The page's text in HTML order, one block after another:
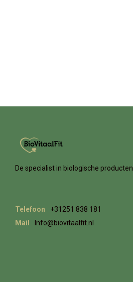
De specialist in biologische producten
Telefoon
+31251 838 181
Mail
Info@biovitaalfit.nl